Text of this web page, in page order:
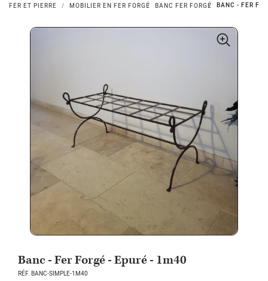
FER ET PIERRE MOBILIER EN FER FORGÉ BANC FER FORGÉ BANC - FER
Banc - Fer Forgé - Epuré - 1m40
RÉF. BANC-SIMPLE-1M40